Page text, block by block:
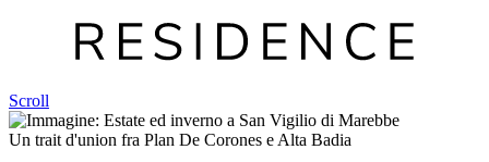
Scroll
Un trait d'union fra Plan De Corones e Alta Badia